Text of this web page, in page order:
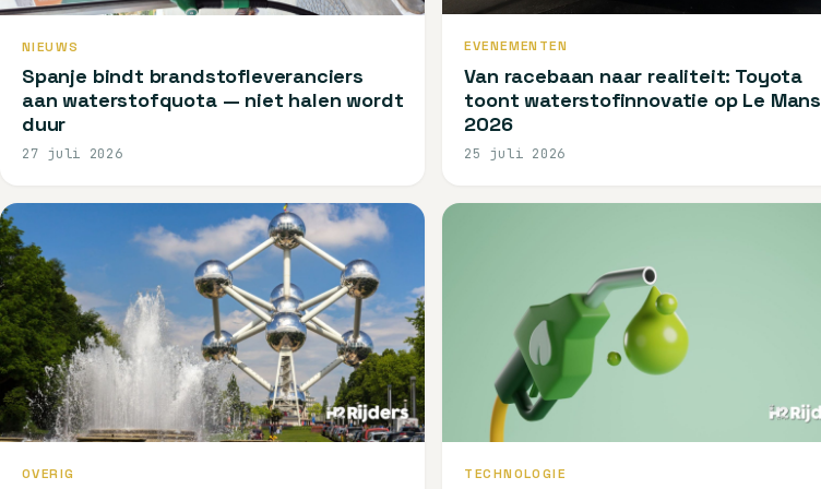
NIEUWS
Spanje bindt brandstofleveranciers
aan waterstofquota — niet halen wordt
duur
27 juli 2026
EVENEMENTEN
Van racebaan naar realiteit: Toyota
toont waterstofinnovatie op Le Mans
2026
25 juli 2026
OVERIG TECHNOLOGIE